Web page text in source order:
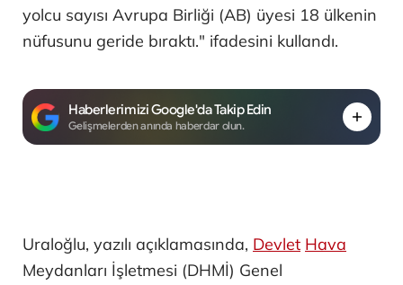
yolcu sayısı Avrupa Birliği (AB) üyesi 18 ülkenin
nüfusunu geride bıraktı." ifadesini kullandı.
Haberlerimizi Google'da Takip Edin
Gelişmelerden anında haberdar olun.
Uraloğlu, yazılı açıklamasında, Devlet Hava
Meydanları İşletmesi (DHMİ) Genel